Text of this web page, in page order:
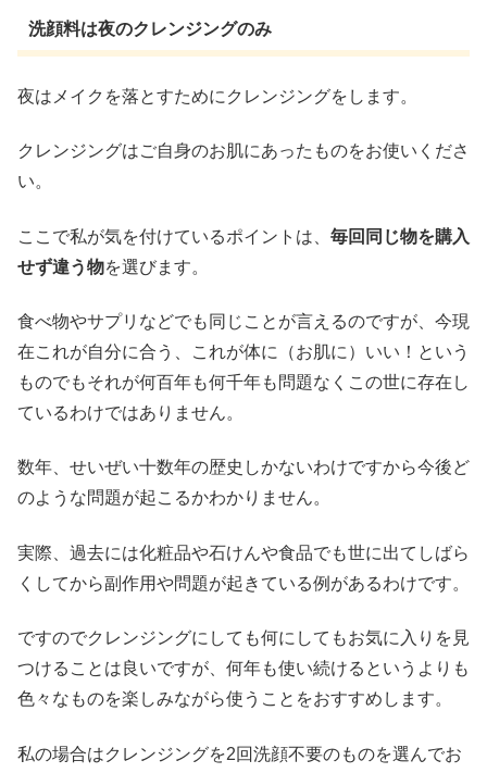
洗顔料は夜のクレンジングのみ
夜はメイクを落とすためにクレンジングをします。
クレンジングはご自身のお肌にあったものをお使いくださ
い。
ここで私が気を付けているポイントは、 毎回同じ物を購入
せず違う物を選びます。
食べ物やサプリなどでも同じことが言えるのですが、今現
在これが自分に合う、これが体に（お肌に）いい！という
ものでもそれが何百年も何千年も問題なくこの世に存在し
ているわけではありません。
数年、せいぜい十数年の歴史しかないわけですから今後ど
のような問題が起こるかわかりません。
実際、過去には化粧品や石けんや食品でも世に出てしばら
くしてから副作用や問題が起きている例があるわけです。
ですのでクレンジングにしても何にしてもお気に入りを見
つけることは良いですが、何年も使い続けるというよりも
色々なものを楽しみながら使うことをおすすめします。
私の場合はクレンジングを2回洗顔不要のものを選んでお